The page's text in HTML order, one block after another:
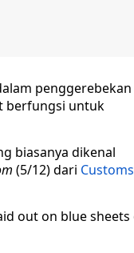
penggerebekan
berfungsi untuk
biasanya dikenal
(5/12) dari Customs